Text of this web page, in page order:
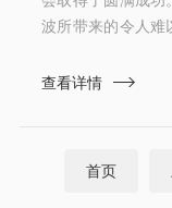
波所带来的令人难
科学、纳米科学、
米金属和纳米合
查看详情
首页